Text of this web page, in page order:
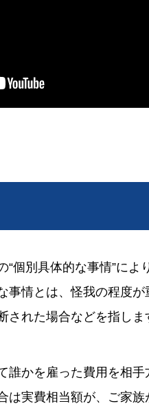
“個別具体的な事情”に
事情とは、怪我の程度
れた場合などを指しま
誰かを雇った費用を相
は実費相当額が、ご家